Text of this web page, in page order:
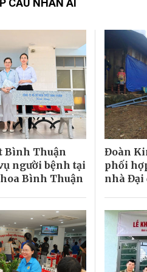
CẦU NHÂN ÁI
Bình Thuận
người bệnh tại
Bình Thuận
Đoàn
phối
nhà Đại